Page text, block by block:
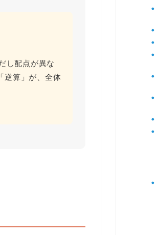
し配点が異な
逆算」が、全体